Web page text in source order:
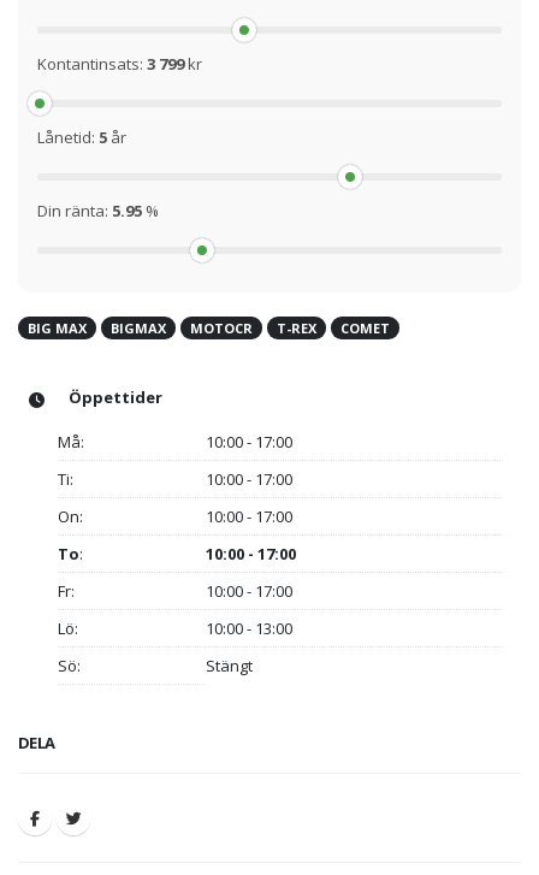
Kontantinsats: 3 799kr
Lånetid: 5 år
Din ränta: 5.95 %
BIG MAX BIGMAX MOTOCR T-REX COMET
Öppettider
Må:
10:00 - 17:00
Ti:
10:00 - 17:00
On:
10:00 - 17:00
To:
10:00 - 17:00
Fr:
10:00 - 17:00
Lö:
10:00 - 13:00
Sö:
Stängt
DELA